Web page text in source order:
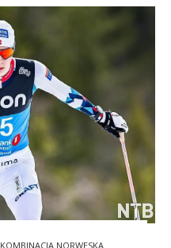
KOMBINACJA NORWESKA